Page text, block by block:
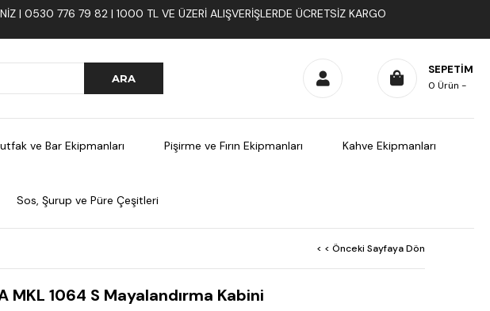
| 0530 776 79 82 | 1000 TL VE ÜZERI ALIŞVERIŞLERDE ÜCRETSIZ KARGO
SEPETIM
0 Ürün
ve Bar Ekipmanları Pişirme ve Fırın Ekipmanları Kahve Ekipmanları
Sos, Şurup ve Püre Çeşitleri
< < Önceki Sayfaya Dön
MKL 1064 S Mayalandırma Kabini